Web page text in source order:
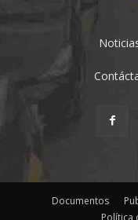
Documentos